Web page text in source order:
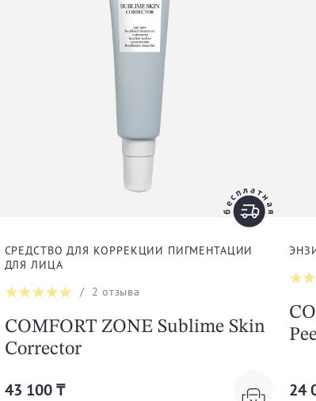
СРЕДСТВО ДЛЯ КОРРЕКЦИИ ПИГМЕНТАЦИИ
ДЛЯ ЛИЦА
/ 2 отзыва
COMFORT ZONE Sublime Skin
Corrector
43 100 ₸ 24